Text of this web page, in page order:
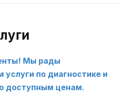
Мы рады
услуги по диагностике и
доступным ценам.